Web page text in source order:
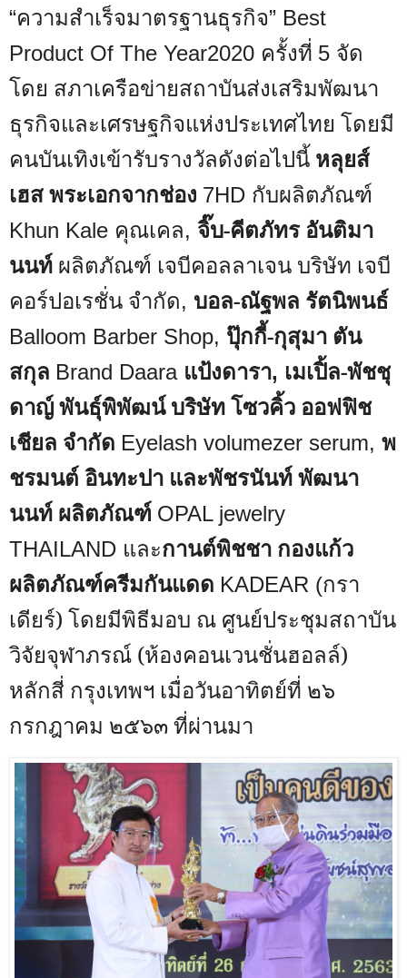
“ความสำเร็จมาตรฐานธุรกิจ” Best
Product Of The Year2020 ครั้งที่ 5 จัด
โดย สภาเครือข่ายสถาบันส่งเสริมพัฒนา
ธุรกิจและเศรษฐกิจแห่งประเทศไทย โดยมี
คนบันเทิงเข้ารับรางวัลดังต่อไปนี้ หลุยส์
เฮส พระเอกจากช่อง 7HD กับผลิตภัณฑ์
Khun Kale คุณเคล, จิ๊บ-คีตภัทร อันติมา
นนท์ ผลิตภัณฑ์ เจบีคอลลาเจน บริษัท เจบี
คอร์ปอเรชั่น จำกัด, บอล-ณัฐพล รัตนิพนธ์
Balloom Barber Shop, ปุ๊กกี้-กุสุมา ตัน
สกุล Brand Daara แป้งดารา, เมเปิ้ล-พัชชุ
ดาญ์ พันธุ์พิพัฒน์ บริษัท โซวคิ้ว ออฟฟิช
เชียล จำกัด Eyelash volumezer serum, พ
ชรมนต์ อินทะปา และพัชรนันท์ พัฒนา
นนท์ ผลิตภัณฑ์ OPAL jewelry
THAILAND และกานต์พิชชา กองแก้ว
ผลิตภัณฑ์ครีมกันแดด KADEAR (กรา
เดียร์) โดยมีพิธีมอบ ณ ศูนย์ประชุมสถาบัน
วิจัยจุฬาภรณ์ (ห้องคอนเวนชั่นฮอลล์)
หลักสี่ กรุงเทพฯ เมื่อวันอาทิตย์ที่ ๒๖
กรกฎาคม ๒๕๖๓ ที่ผ่านมา